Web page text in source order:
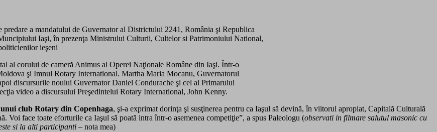
a mandatului de Guvernator al Districtului 2241, România şi Republica
Iaşi, în prezenţa Ministrului Culturii, Cultelor si Patrimoniului National,
ieşeni
al corului de cameră Animus al Operei Naţionale Române din Iaşi. Într-o
şi Imnul Rotary International. Martha Maria Mocanu, Guvernatorul
discursurile noului Guvernator Daniel Condurache şi cel al Primarului
video a discursului Preşedintelui Rotary International, John Kenny.
club Rotary din Copenhaga, şi-a exprimat dorinţa şi susţinerea pentru ca Iaşul să devină, în viitorul apropiat, Capitală Culturală
Voi face toate eforturile ca Iaşul să poată intra într-o asemenea competiţie”, a spus Paleologu (observati in filmare salutul masonic cu
si la alti participanti – nota mea)